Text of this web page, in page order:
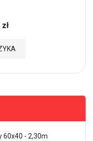
60x40 - 2,30m